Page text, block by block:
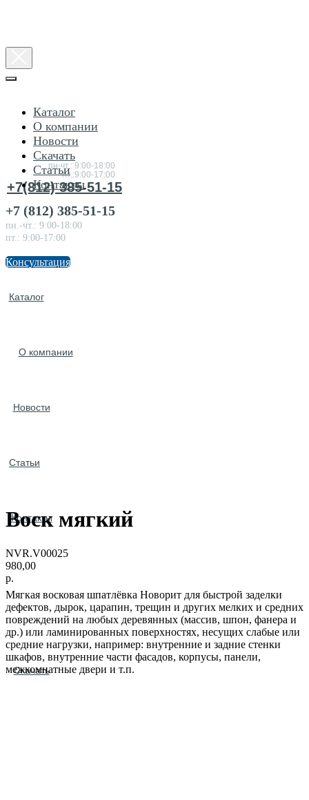
Консультация
по товарам
пн-чт.: 9:00-18:00
пт.:9:00-17:00
+7(812) 385-51-15
Каталог
О компании
Новости
Статьи
Контакты
Скачать
Каталог
О компании
Новости
Скачать
Статьи
Контакты
+7 (812) 385-51-15
пн.-чт.: 9:00-18:00
пт.: 9:00-17:00
Консультация
Воск мягкий
NVR.V00025
980,00
р.
Мягкая восковая шпатлёвка Новорит для быстрой заделки
дефектов, дырок, царапин, трещин и других мелких и средних
повреждений на любых деревянных (массив, шпон, фанера и
др.) или ламинированных поверхностях, несущих слабые или
средние нагрузки, например: внутренние и задние стенки
шкафов, внутренние части фасадов, корпусы, панели,
межкомнатные двери и т.п.